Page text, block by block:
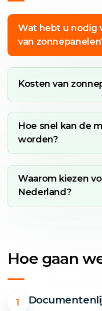
Wat hebt u nodig
van
Kosten van
Hoe snel kan de
worden?
Waarom kiezen
Nederland?
Hoe gaan
1